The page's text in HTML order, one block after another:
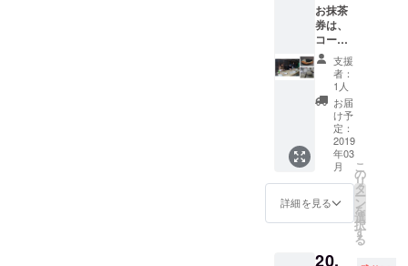
お抹茶
券は、
コー
ヒー・
ジェ
ラート
へ変更
も可能
です。
体験陶
芸は３
月末以
降を予
定して
いま
す。ご
ただい
支援
者：
1人
お届
け予
定：
2019
年03
月
詳細を見る
こ
の
リ
タ
ー
ン
を
選
択
す
る
20,